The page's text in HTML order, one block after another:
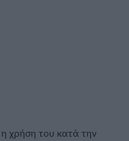
χρήση του κατά την